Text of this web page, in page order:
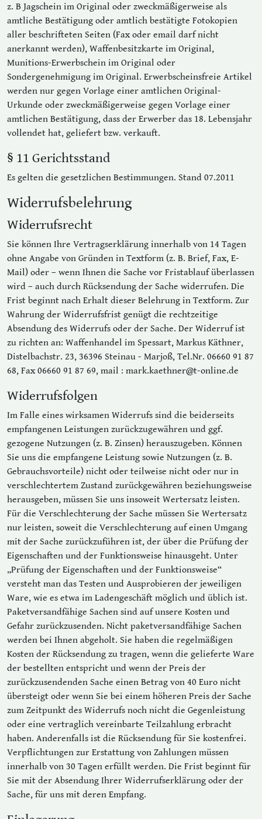
z. B Jagschein im Original oder zweckmäßigerweise als
amtliche Bestätigung oder amtlich bestätigte Fotokopien
aller beschrifteten Seiten (Fax oder email darf nicht
anerkannt werden), Waffenbesitzkarte im Original,
Munitions-Erwerbschein im Original oder
Sondergenehmigung im Original. Erwerbscheinsfreie Artikel
werden nur gegen Vorlage einer amtlichen Original-
Urkunde oder zweckmäßigerweise gegen Vorlage einer
amtlichen Bestätigung, dass der Erwerber das 18. Lebensjahr
vollendet hat, geliefert bzw. verkauft.
§ 11 Gerichtsstand
Es gelten die gesetzlichen Bestimmungen. Stand 07.2011
Widerrufsbelehrung
Widerrufsrecht
Sie können Ihre Vertragserklärung innerhalb von 14 Tagen
ohne Angabe von Gründen in Textform (z. B. Brief, Fax, E-
Mail) oder – wenn Ihnen die Sache vor Fristablauf überlassen
wird – auch durch Rücksendung der Sache widerrufen. Die
Frist beginnt nach Erhalt dieser Belehrung in Textform. Zur
Wahrung der Widerrufsfrist genügt die rechtzeitige
Absendung des Widerrufs oder der Sache. Der Widerruf ist
zu richten an: Waffenhandel im Spessart, Markus Käthner,
Distelbachstr. 23, 36396 Steinau - Marjoß, Tel.Nr. 06660 91 87
68, Fax 06660 91 87 69, mail : mark.kaethner@t-online.de
Widerrufsfolgen
Im Falle eines wirksamen Widerrufs sind die beiderseits
empfangenen Leistungen zurückzugewähren und ggf.
gezogene Nutzungen (z. B. Zinsen) herauszugeben. Können
Sie uns die empfangene Leistung sowie Nutzungen (z. B.
Gebrauchsvorteile) nicht oder teilweise nicht oder nur in
verschlechtertem Zustand zurückgewähren beziehungsweise
herausgeben, müssen Sie uns insoweit Wertersatz leisten.
Für die Verschlechterung der Sache müssen Sie Wertersatz
nur leisten, soweit die Verschlechterung auf einen Umgang
mit der Sache zurückzuführen ist, der über die Prüfung der
Eigenschaften und der Funktionsweise hinausgeht. Unter
„Prüfung der Eigenschaften und der Funktionsweise“
versteht man das Testen und Ausprobieren der jeweiligen
Ware, wie es etwa im Ladengeschäft möglich und üblich ist.
Paketversandfähige Sachen sind auf unsere Kosten und
Gefahr zurückzusenden. Nicht paketversandfähige Sachen
werden bei Ihnen abgeholt. Sie haben die regelmäßigen
Kosten der Rücksendung zu tragen, wenn die gelieferte Ware
der bestellten entspricht und wenn der Preis der
zurückzusendenden Sache einen Betrag von 40 Euro nicht
übersteigt oder wenn Sie bei einem höheren Preis der Sache
zum Zeitpunkt des Widerrufs noch nicht die Gegenleistung
oder eine vertraglich vereinbarte Teilzahlung erbracht
haben. Anderenfalls ist die Rücksendung für Sie kostenfrei.
Verpflichtungen zur Erstattung von Zahlungen müssen
innerhalb von 30 Tagen erfüllt werden. Die Frist beginnt für
Sie mit der Absendung Ihrer Widerrufserklärung oder der
Sache, für uns mit deren Empfang.